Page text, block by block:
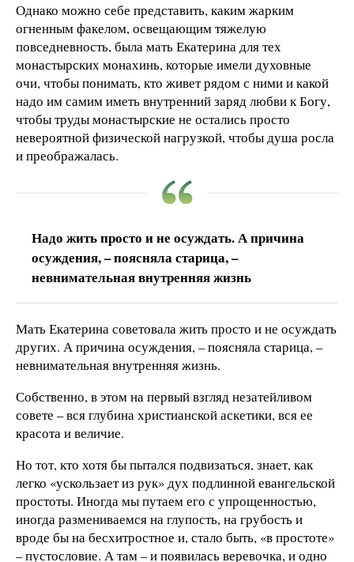
Однако можно себе представить, каким жарким
огненным факелом, освещающим тяжелую
повседневность, была мать Екатерина для тех
монастырских монахинь, которые имели духовные
очи, чтобы понимать, кто живет рядом с ними и какой
надо им самим иметь внутренний заряд любви к Богу,
чтобы труды монастырские не остались просто
невероятной физической нагрузкой, чтобы душа росла
и преображалась.
Надо жить просто и не осуждать. А причина
осуждения, – поясняла старица, –
невнимательная внутренняя жизнь
Мать Екатерина советовала жить просто и не осуждать
других. А причина осуждения, – поясняла старица, –
невнимательная внутренняя жизнь.
Собственно, в этом на первый взгляд незатейливом
совете – вся глубина христианской аскетики, вся ее
красота и величие.
Но тот, кто хотя бы пытался подвизаться, знает, как
легко «ускользает из рук» дух подлинной евангельской
простоты. Иногда мы путаем его с упрощенностью,
иногда размениваемся на глупость, на грубость и
вроде бы на бесхитростное и, стало быть, «в простоте»
– пустословие. А там – и появилась веревочка, и одно